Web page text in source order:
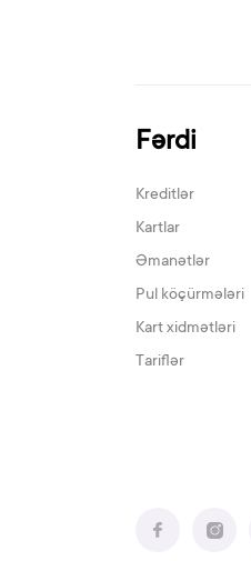
Fərdi
Kreditlər
Kartlar
Əmanətlər
Pul köçürmələri
Kart xidmətləri
Tariflər